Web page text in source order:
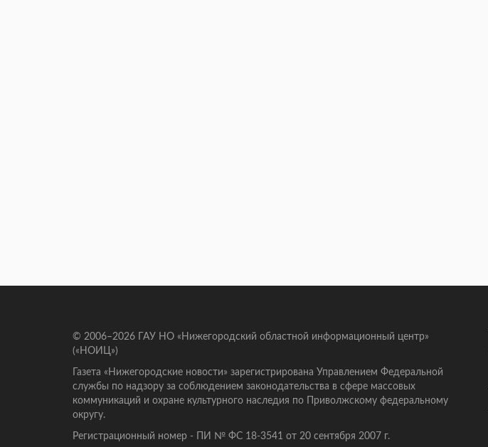
© 2006–2026 ГАУ НО «Нижегородский областной информационный центр»
(«НОИЦ»)
Газета «Нижегородские новости» зарегистрирована Управлением Федеральной
службы по надзору за соблюдением законодательства в сфере массовых
коммуникаций и охране культурного наследия по Приволжскому федеральному
округу.
Регистрационный номер - ПИ № ФС 18-3541 от 20 сентября 2007 г.